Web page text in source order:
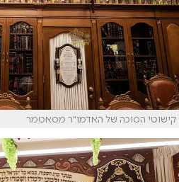
קישוטי הסוכה של האדמו"ר מסאטמר